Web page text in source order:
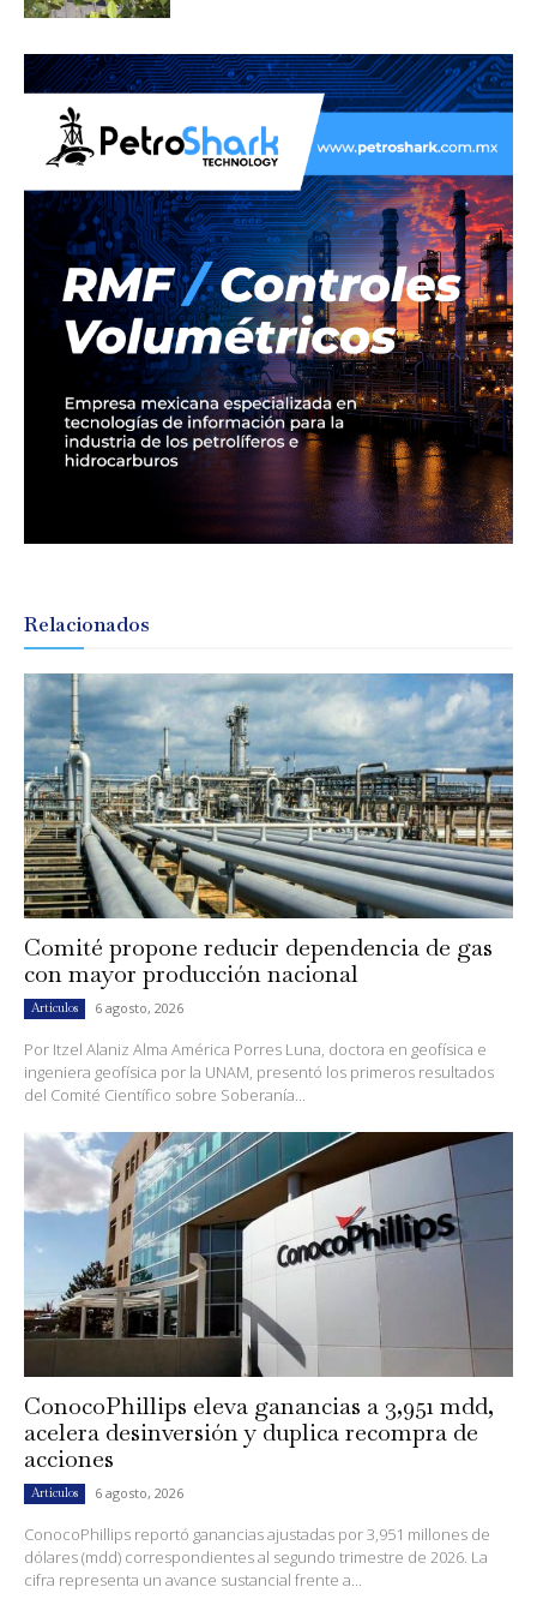
Relacionados
Comité propone reducir dependencia de gas
con mayor producción nacional
Artículos 6 agosto, 2026
Por Itzel Alaniz Alma América Porres Luna, doctora en geofísica e
ingeniera geofísica por la UNAM, presentó los primeros resultados
del Comité Científico sobre Soberanía...
ConocoPhillips eleva ganancias a 3,951 mdd,
acelera desinversión y duplica recompra de
acciones
Artículos 6 agosto, 2026
ConocoPhillips reportó ganancias ajustadas por 3,951 millones de
dólares (mdd) correspondientes al segundo trimestre de 2026. La
cifra representa un avance sustancial frente a...